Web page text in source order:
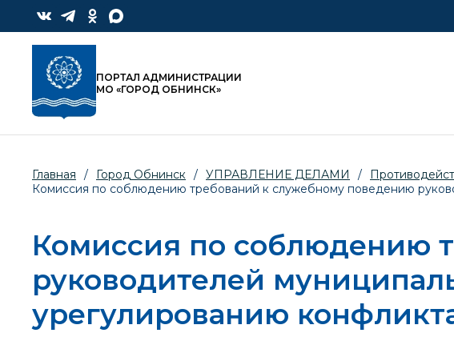
ПОРТАЛ АДМИНИСТРАЦИИ
МО «ГОРОД ОБНИНСК»
Главная / Город Обнинск / УПРАВЛЕНИЕ ДЕЛАМИ /
Комиссия по соблюдению требований к служебному поведению
Комиссия по соблюдению
руководителей
урегулированию